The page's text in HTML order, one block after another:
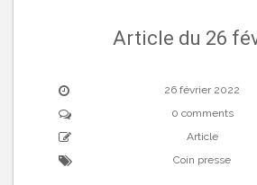
Article du 26
26 février 2022
0 comments
Article
Coin presse